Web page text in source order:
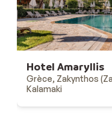
Hotel Amaryllis
Grèce, Zakynthos
Kalamaki